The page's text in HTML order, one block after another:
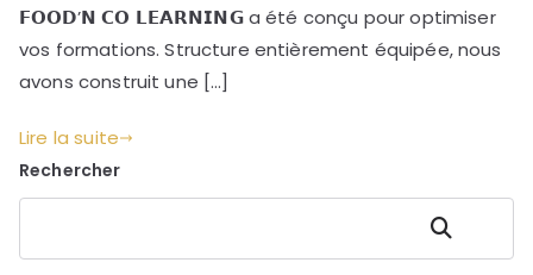
𝗙𝗢𝗢𝗗’𝗡 𝗖𝗢 𝗟𝗘𝗔𝗥𝗡𝗜𝗡𝗚 a été conçu pour optimiser
vos formations. Structure entièrement équipée, nous
avons construit une […]
Lire la suite
Rechercher
Rechercher